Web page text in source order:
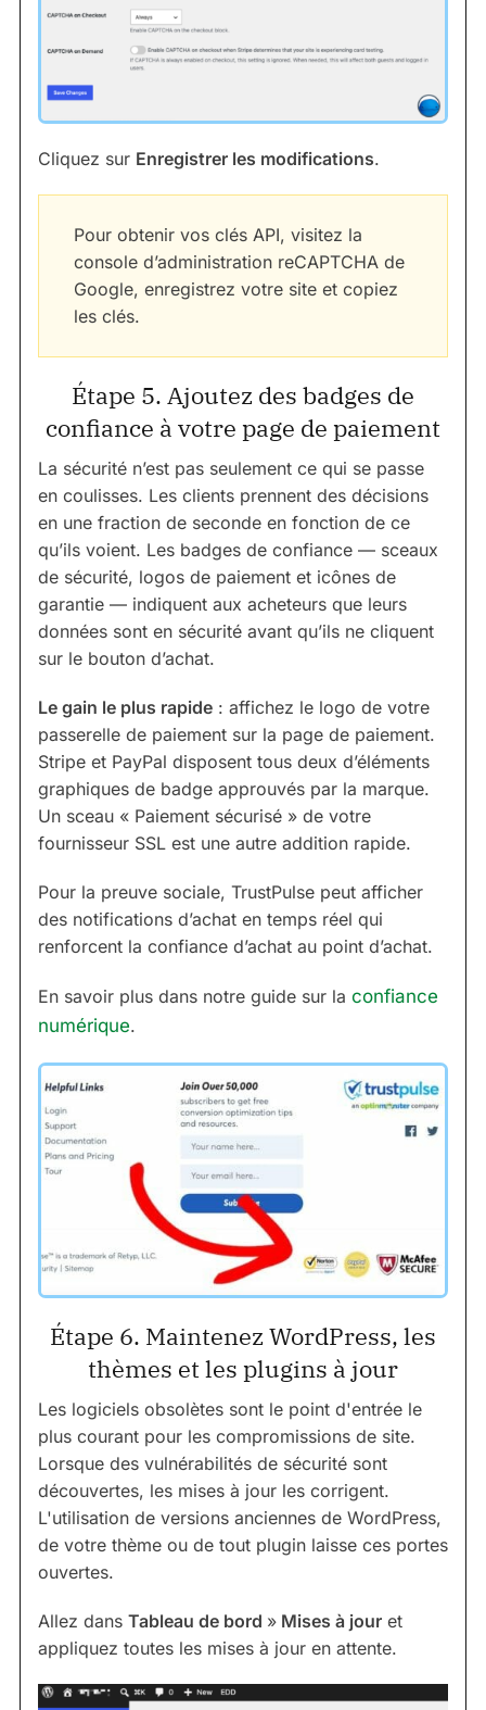
Cliquez sur Enregistrer les modifications.
Pour obtenir vos clés API, visitez la
console d’administration reCAPTCHA de
Google, enregistrez votre site et copiez
les clés.
Étape 5. Ajoutez des badges de
confiance à votre page de paiement
La sécurité n’est pas seulement ce qui se passe
en coulisses. Les clients prennent des décisions
en une fraction de seconde en fonction de ce
qu’ils voient. Les badges de confiance — sceaux
de sécurité, logos de paiement et icônes de
garantie — indiquent aux acheteurs que leurs
données sont en sécurité avant qu’ils ne cliquent
sur le bouton d’achat.
Le gain le plus rapide : affichez le logo de votre
passerelle de paiement sur la page de paiement.
Stripe et PayPal disposent tous deux d’éléments
graphiques de badge approuvés par la marque.
Un sceau « Paiement sécurisé » de votre
fournisseur SSL est une autre addition rapide.
Pour la preuve sociale, TrustPulse peut afficher
des notifications d’achat en temps réel qui
renforcent la confiance d’achat au point d’achat.
En savoir plus dans notre guide sur la confiance
numérique.
Étape 6. Maintenez WordPress, les
thèmes et les plugins à jour
Les logiciels obsolètes sont le point d'entrée le
plus courant pour les compromissions de site.
Lorsque des vulnérabilités de sécurité sont
découvertes, les mises à jour les corrigent.
L'utilisation de versions anciennes de WordPress,
de votre thème ou de tout plugin laisse ces portes
ouvertes.
Allez dans Tableau de bord » Mises à jour et
appliquez toutes les mises à jour en attente.